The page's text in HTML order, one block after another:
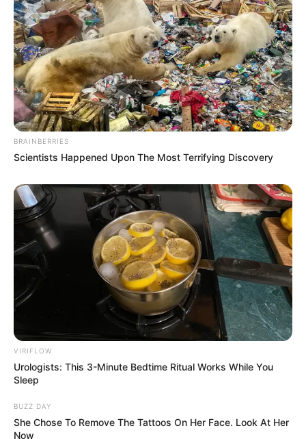
BRAINBERRIES
Scientists Happened Upon The Most Terrifying Discovery
VIRIFLOW
Urologists: This 3-Minute Bedtime Ritual Works While You
Sleep
BUZZ DAY
She Chose To Remove The Tattoos On Her Face. Look At Her
Now